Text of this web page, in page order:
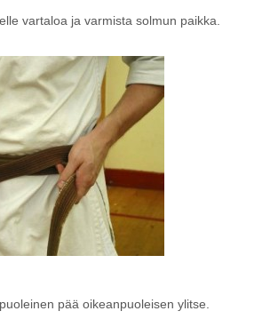
vartaloa ja varmista solmun paikka.
pää oikeanpuoleisen ylitse.